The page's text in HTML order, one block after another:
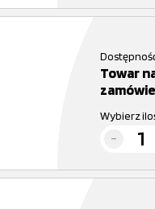
Towar
Wybierz